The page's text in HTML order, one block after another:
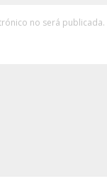
no será publicada.